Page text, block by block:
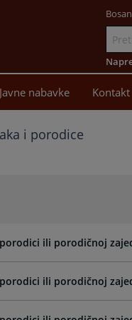
Javne nabavke Kontakt
i porodice
porodici ili porodičnoj
porodici ili porodičnoj